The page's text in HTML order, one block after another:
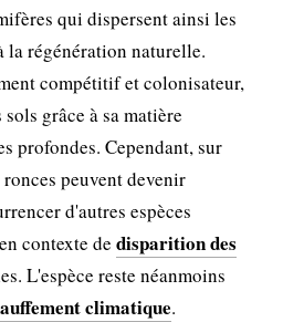
qui dispersent ainsi les
la régénération naturelle.
compétitif et colonisateur,
grâce à sa matière
profondes. Cependant, sur
peuvent devenir
d'autres espèces
contexte de disparition des
L'espèce reste néanmoins
climatique.